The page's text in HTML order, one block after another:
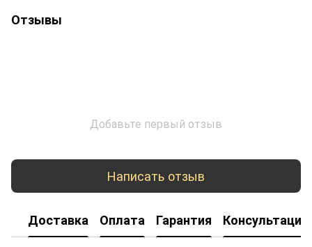
Отзывы
Добавьте первый отзыв
Написать отзыв
Доставка Оплата Гарантия Консультация